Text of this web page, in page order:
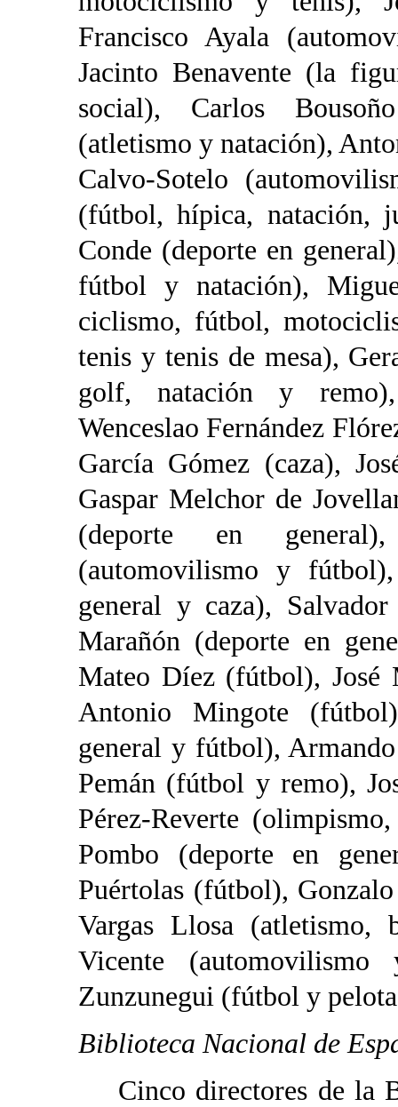
Francisco Ayala
Jacinto Benavente (la
social), Carlos
(atletismo y natación),
Calvo-Sotelo
(fútbol, hípica, natación,
Conde (deporte en
fútbol y natación),
ciclismo, fútbol,
tenis y tenis de mesa),
golf, natación y
Wenceslao Fernández
García Gómez (caza),
Gaspar Melchor de
(deporte en
(automovilismo y
general y caza),
Marañón (deporte en
Mateo Díez (fútbol),
Antonio Mingote
general y fútbol),
Pemán (fútbol y remo),
Pérez-Reverte
Pombo (deporte en
Puértolas (fútbol),
Vargas Llosa
Vicente
Zunzunegui (fútbol y
Biblioteca Nacional de
Cinco directores de la